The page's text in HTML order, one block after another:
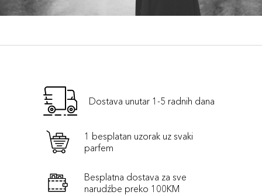
Dostava unutar 1-5 radnih dana
1 besplatan uzorak uz svaki
parfem
Besplatna dostava za sve
narudźbe preko 100KM